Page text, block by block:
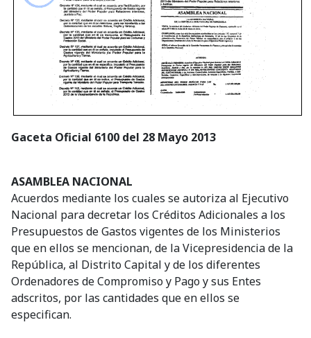
Gaceta Oficial 6100 del 28 Mayo 2013
ASAMBLEA NACIONAL
Acuerdos mediante los cuales se autoriza al Ejecutivo
Nacional para decretar los Créditos Adicionales a los
Presupuestos de Gastos vigentes de los Ministerios
que en ellos se mencionan, de la Vicepresidencia de la
República, al Distrito Capital y de los diferentes
Ordenadores de Compromiso y Pago y sus Entes
adscritos, por las cantidades que en ellos se
especifican.